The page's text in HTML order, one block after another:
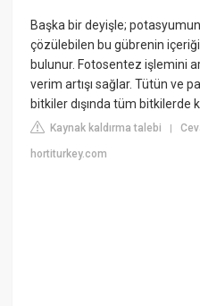
Başka bir deyişle;
çözülebilen bu gübrenin
bulunur. Fotosentez işlemini
verim artışı sağlar. Tütün ve
bitkiler dışında tüm bitkilerde
Kaynak kaldırma talebi |
hortiturkey.com